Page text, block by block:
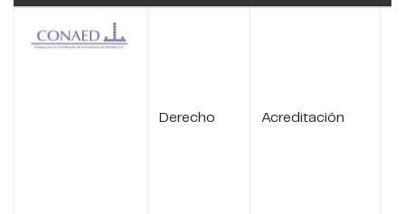
Derecho Acreditación